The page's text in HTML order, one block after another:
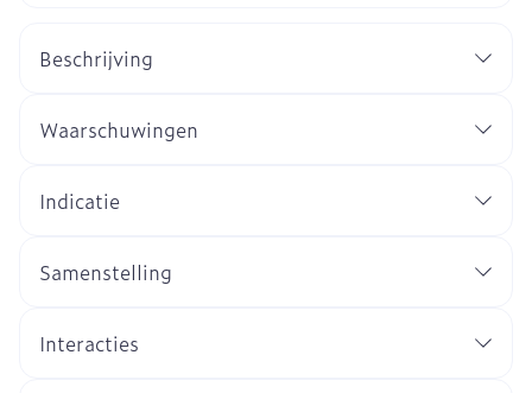
Beschrijving
Waarschuwingen
Indicatie
Samenstelling
Interacties